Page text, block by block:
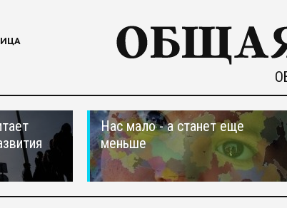
Нас мало - а станет еще
меньше